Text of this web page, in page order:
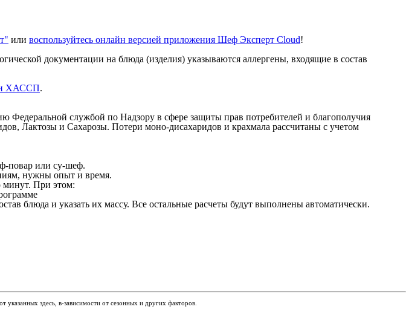
или воспользуйтесь онлайн версией приложения Шеф Эксперт Cloud!
документации на блюда (изделия) указываются аллергены, входящие в состав
ХАССП.
службой по Надзору в сфере защиты прав потребителей и благополучия
Лактозы и Сахарозы. Потери моно-дисахаридов и крахмала рассчитаны с учетом
повар или су-шеф.
нужны опыт и время.
минут. При этом:
блюда и указать их массу. Все остальные расчеты будут выполнены автоматически.
здесь, в-зависимости от сезонных и других факторов.